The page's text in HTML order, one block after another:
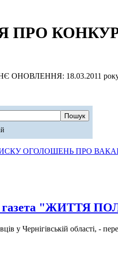
ОНОВЛЕННЯ: 18.03.2011
ОГОЛОШЕНЬ ПРО
газета "ЖИТТЯ
у Чернігівській області, -